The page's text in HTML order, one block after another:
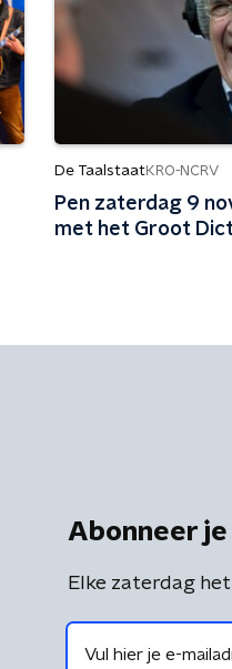
De TaalstaatKRO-NCRV
Pen zaterdag 9
met het Groot
Abonneer
Elke zaterdag het